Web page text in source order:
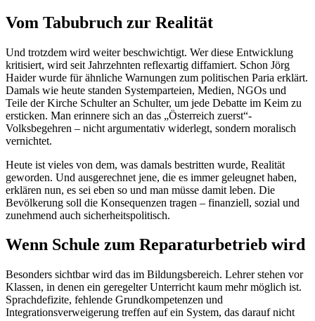
Vom Tabubruch zur Realität
Und trotzdem wird weiter beschwichtigt. Wer diese Entwicklung
kritisiert, wird seit Jahrzehnten reflexartig diffamiert. Schon Jörg
Haider wurde für ähnliche Warnungen zum politischen Paria erklärt.
Damals wie heute standen Systemparteien, Medien, NGOs und
Teile der Kirche Schulter an Schulter, um jede Debatte im Keim zu
ersticken. Man erinnere sich an das „Österreich zuerst“-
Volksbegehren – nicht argumentativ widerlegt, sondern moralisch
vernichtet.
Heute ist vieles von dem, was damals bestritten wurde, Realität
geworden. Und ausgerechnet jene, die es immer geleugnet haben,
erklären nun, es sei eben so und man müsse damit leben. Die
Bevölkerung soll die Konsequenzen tragen – finanziell, sozial und
zunehmend auch sicherheitspolitisch.
Wenn Schule zum Reparaturbetrieb wird
Besonders sichtbar wird das im Bildungsbereich. Lehrer stehen vor
Klassen, in denen ein geregelter Unterricht kaum mehr möglich ist.
Sprachdefizite, fehlende Grundkompetenzen und
Integrationsverweigerung treffen auf ein System, das darauf nicht